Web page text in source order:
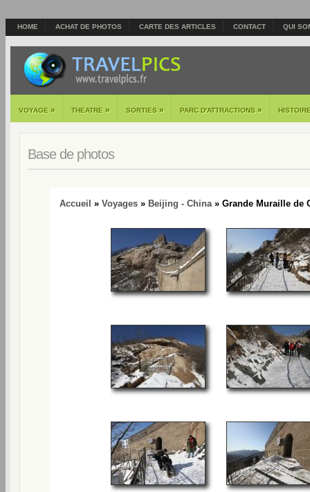
HOME ACHAT DE PHOTOS CARTE DES ARTICLES CONTACT QUI
VOYAGE » THEATRE » SORTIES » PARC D'ATTRACTIONS »
Base de photos
Accueil » Voyages » Beijing - China» Grande Muraille de